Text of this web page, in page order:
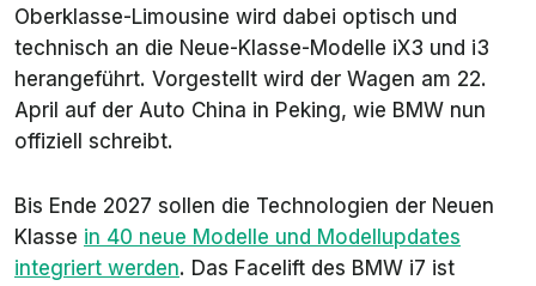
Oberklasse-Limousine wird dabei optisch und
technisch an die Neue-Klasse-Modelle iX3 und i3
herangeführt. Vorgestellt wird der Wagen am 22.
April auf der Auto China in Peking, wie BMW nun
offiziell schreibt.
Bis Ende 2027 sollen die Technologien der Neuen
Klasse in 40 neue Modelle und Modellupdates
integriert werden. Das Facelift des BMW i7 ist